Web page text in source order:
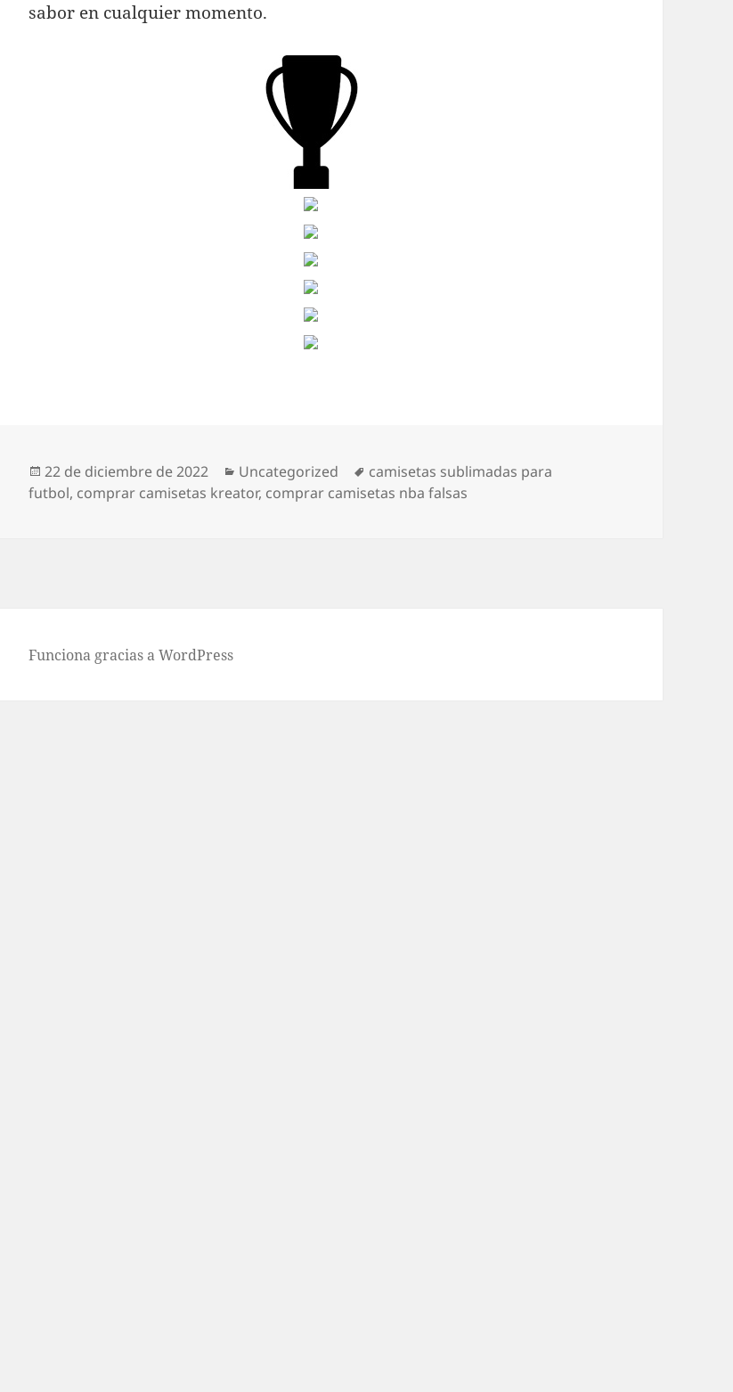
sabor en cualquier momento.
Publicado
el
22 de diciembre de 2022 Categorías
Uncategorized Etiquetas
camisetas sublimadas para
futbol, comprar camisetas kreator, comprar camisetas nba falsas
Funciona gracias a WordPress